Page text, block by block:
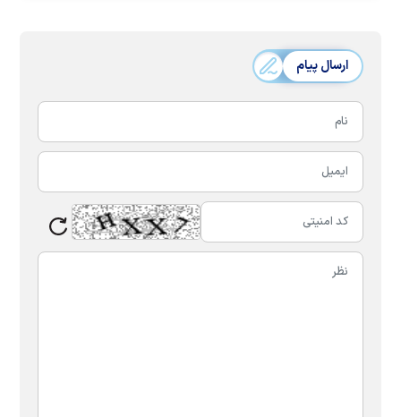
ارسال پیام